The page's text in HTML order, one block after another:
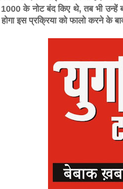
के नोट बंद किए थे, तब भी उन्हें
इस प्रक्रिया को फालो करने के